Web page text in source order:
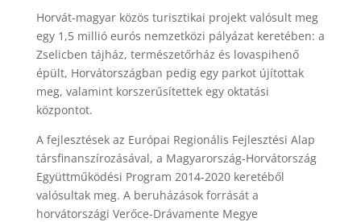
Horvát-magyar közös turisztikai projekt valósult meg
egy 1,5 millió eurós nemzetközi pályázat keretében: a
Zselicben tájház, természetőrház és lovaspihenő
épült, Horvátországban pedig egy parkot újítottak
meg, valamint korszerűsítettek egy oktatási
központot.
A fejlesztések az Európai Regionális Fejlesztési Alap
társfinanszírozásával, a Magyarország-Horvátország
Együttműködési Program 2014-2020 keretéből
valósultak meg. A beruházások forrását a
horvátországi Verőce-Drávamente Megye